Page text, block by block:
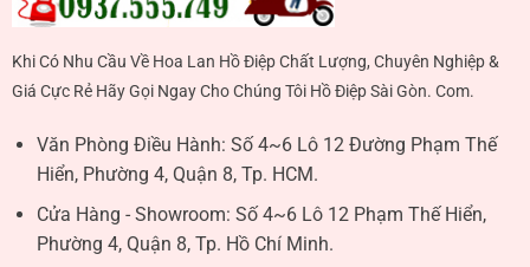
Khi Có Nhu Cầu Về Hoa Lan Hồ Điệp Chất Lượng, Chuyên Nghiệp &
Giá Cực Rẻ Hãy Gọi Ngay Cho Chúng Tôi Hồ Điệp Sài Gòn. Com.
Văn Phòng Điều Hành: Số 4~6 Lô 12 Đường Phạm Thế
Hiển, Phường 4, Quận 8, Tp. HCM.
Cửa Hàng - Showroom: Số 4~6 Lô 12 Phạm Thế Hiển,
Phường 4, Quận 8, Tp. Hồ Chí Minh.